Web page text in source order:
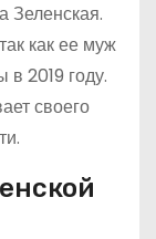
Зеленская.
как ее муж
в 2019 году.
своего